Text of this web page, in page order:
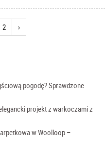
2 ›
pogodę? Sprawdzone
projekt z warkoczami z
w Woolloop –